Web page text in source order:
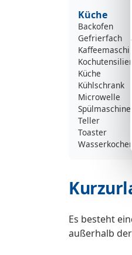
Küche
Backofen
Gefrierfach
Kochutensilien
Küche
Kühlschrank
Microwelle
Spülmaschine
Teller
Toaster
Wasserkocher
Es besteht
außerhalb